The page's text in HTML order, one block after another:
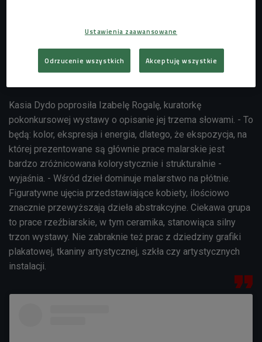
Kasia Dydo poprosiła Izabelę Rogalę, kuratorkę
pokonkursowej wystawy o opisanie jej trzema słowami. - To
będą: kolor, ekspresja i energia, dlatego, że ekspozycja, na
której prezentowane są głównie prace malarskie jest
bardzo zróżnicowana kolorystycznie i strukturalnie -
wyjaśnia. - Wśród dzieł dominuje malarstwo na płótnie.
Figuratywne ujęcia przedstawiające kobiety, ilościowo
znacznie przewyższają dzieła abstrakcyjne. Ciekawa grupa
to prace rzeźbiarskie, w tym ceramika, stanowiąca silny
trzon wystawy. Nie zabraknie też prac z dziedziny grafiki
plakatowej, tkaniny artystycznej, szkła czy artystycznych
instalacji.
Ustawienia zaawansowane
Odrzucenie wszystkich Akceptuję wszystkie